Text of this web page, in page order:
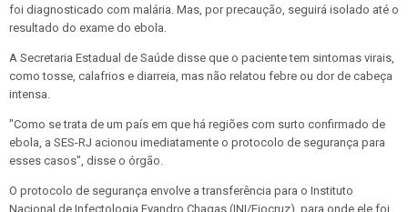
foi diagnosticado com malária. Mas, por precaução, seguirá isolado até o
resultado do exame do ebola.
A Secretaria Estadual de Saúde disse que o paciente tem sintomas virais,
como tosse, calafrios e diarreia, mas não relatou febre ou dor de cabeça
intensa.
"Como se trata de um país em que há regiões com surto confirmado de
ebola, a SES-RJ acionou imediatamente o protocolo de segurança para
esses casos", disse o órgão.
O protocolo de segurança envolve a transferência para o Instituto
Nacional de Infectologia Evandro Chagas (INI/Fiocruz), para onde ele foi